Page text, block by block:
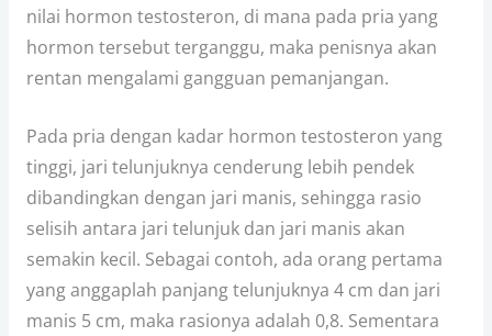
nilai hormon testosteron, di mana pada pria yang
hormon tersebut terganggu, maka penisnya akan
rentan mengalami gangguan pemanjangan.
Pada pria dengan kadar hormon testosteron yang
tinggi, jari telunjuknya cenderung lebih pendek
dibandingkan dengan jari manis, sehingga rasio
selisih antara jari telunjuk dan jari manis akan
semakin kecil. Sebagai contoh, ada orang pertama
yang anggaplah panjang telunjuknya 4 cm dan jari
manis 5 cm, maka rasionya adalah 0,8. Sementara